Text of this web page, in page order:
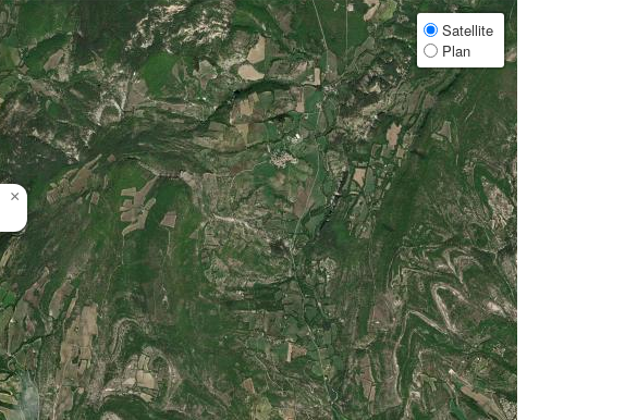
×
Satellite
Plan